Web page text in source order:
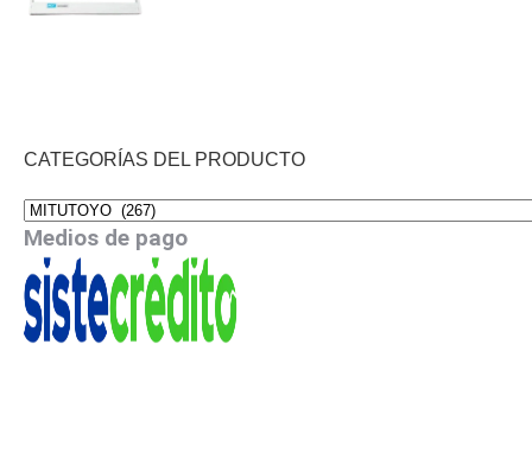
CATEGORÍAS DEL PRODUCTO
Medios de pago